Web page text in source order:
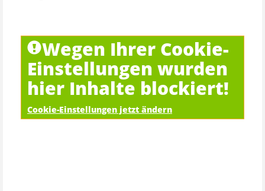
Wegen Ihrer Cookie-
Einstellungen wurden
hier Inhalte blockiert!
Cookie-Einstellungen jetzt ändern